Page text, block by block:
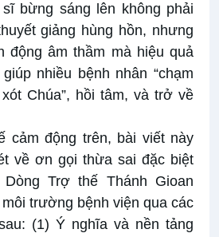
bừng sáng lên không phải
giảng hùng hồn, nhưng
động âm thầm mà hiệu quả
nhiều bệnh nhân “chạm
Chúa”, hồi tâm, và trở về
cảm động trên, bài viết này
về ơn gọi thừa sai đặc biệt
Trợ thế Thánh Gioan
trường bệnh viện qua các
(1) Ý nghĩa và nền tảng